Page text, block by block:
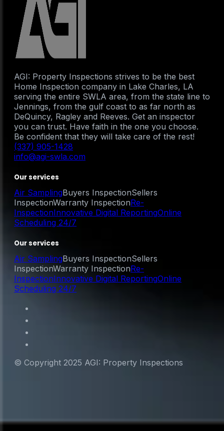
AGI: Property Inspections strives to be the best
Home Inspection company in Lake Charles, LA
serving the entire SWLA area, from the state line to
Jennings, from the gulf coast to as far north as
DeQuincy, Ragley and Reeves. Get an inspector
you can trust. Have faith in the one you choose.
Be confident that they will take care of the rest!
(337) 905-1428
info@agi-swla.com
Our services
Air SamplingBuyers InspectionSellers
InspectionWarranty InspectionRe-
InspectionInnovative Digital ReportingOnline
Scheduling 24/7
Our services
Air SamplingBuyers InspectionSellers
InspectionWarranty InspectionRe-
InspectionInnovative Digital ReportingOnline
Scheduling 24/7
© Copyright 2025 AGI: Property Inspections